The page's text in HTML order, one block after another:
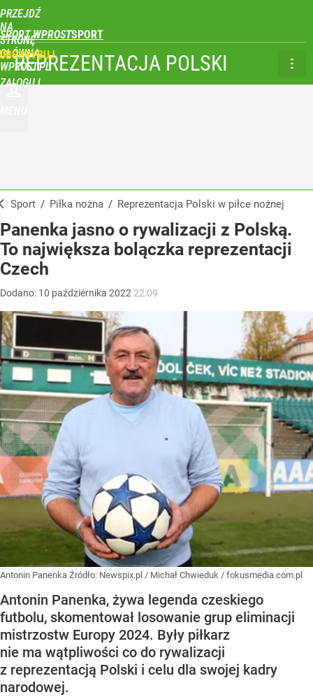
PRZEJDŹ
NA
STRONĘ
GŁÓWNĄ
WPROST.PL
SPORT WPROST
ZALOGUJ
REPREZENTACJA POLSKI
Sport / Piłka nożna / Reprezentacja Polski w piłce nożnej
Panenka jasno o rywalizacji z Polską.
To największa bolączka reprezentacji
Czech
Dodano: 10 października 2022 22:09
Antonin Panenka Źródło: Newspix.pl / Michał Chwieduk / fokusmedia.com.pl
Antonin Panenka, żywa legenda czeskiego
futbolu, skomentował losowanie grup eliminacji
mistrzostw Europy 2024. Były piłkarz
nie ma wątpliwości co do rywalizacji
z reprezentacją Polski i celu dla swojej kadry
narodowej.